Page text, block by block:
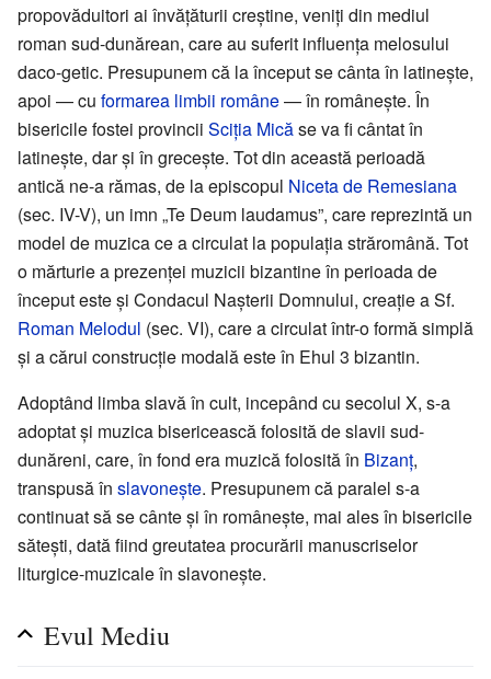
propovăduitori ai învățăturii creștine, veniți din mediul
roman sud-dunărean, care au suferit influența melosului
daco-getic. Presupunem că la început se cânta în latinește,
apoi — cu formarea limbii române— în românește. În
bisericile fostei provincii Sciția Micăse va fi cântat în
latinește, dar și în grecește. Tot din această perioadă
antică ne-a rămas, de la episcopul Niceta de Remesiana
(sec. IV-V), un imn „Te Deum laudamus”, care reprezintă un
model de muzica ce a circulat la populația străromână. Tot
o mărturie a prezenței muzicii bizantine în perioada de
început este și Condacul Nașterii Domnului, creație a Sf.
Roman Melodul (sec. VI), care a circulat într-o formă simplă
și a cărui construcție modală este în Ehul 3 bizantin.
Adoptând limba slavă în cult, incepând cu secolul X, s-a
adoptat și muzica bisericească folosită de slavii sud-
dunăreni, care, în fond era muzică folosită în Bizanț,
transpusă în slavonește. Presupunem că paralel s-a
continuat să se cânte și în românește, mai ales în bisericile
sătești, dată fiind greutatea procurării manuscriselor
liturgice-muzicale în slavonește.
Evul Mediu